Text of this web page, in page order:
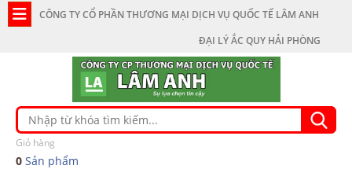
CÔNG TY CỔ PHẦN THƯƠNG MẠI DỊCH VỤ QUỐC TẾ LÂM ANH
ĐẠI LÝ ẮC QUY HẢI PHÒNG
Giỏ hàng
0 Sản phẩm